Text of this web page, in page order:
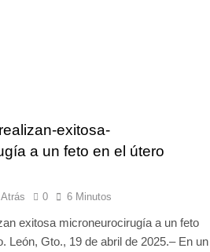
exitosa-
a un feto en el útero
0 6 Minutos
exitosa microneurocirugía a un feto
León, Gto., 19 de abril de 2025.– En un